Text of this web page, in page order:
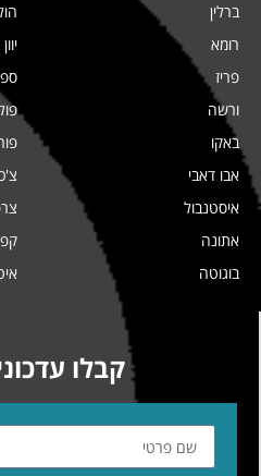
ברלין
רומא
פריז
ורשה
באקו
אבו דאבי
איסטנבול
אתונה
בוגוטה
יוון
קבלו